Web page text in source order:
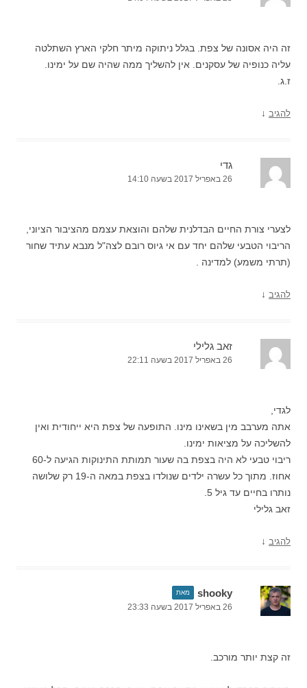
זה היה אסונה של צפת. בגלל ניתוקה מיתר חלקי הארץ השתלטה
עליה כנופיה של עסקנים. אין להשליך ממה שהיה שם על ימינו.
ז.ג.
להגיב ↓
גדי
26 באפריל 2017 בשעה 14:10
לצערי צורת החיים הבדלנית שלהם והוצאת עצמם מהציבור הציוני,
הריבוי הטבעי שלהם יחד עם אי גיוס רובם לצה"ל מנבא עתיד שחור
(תרתי משמע) למדינה .
להגיב ↓
זאב גלילי
26 באפריל 2017 בשעה 22:11
לגדי,
אתה מערבב מין בשאינו מינו. התופעה של צפת היא ייחודית ואין
להשליכה על מציאות ימינו.
ריבוי טבעי לא היה בצפת בה שעור תמותת התינוקות הגיעה ל-60
אחוז. מתוך כל עשרה ילדים שנולדו בצפת במאה ה-19 רק שלושה
נותרו בחיים עד גיל 5.
זאב גלילי
להגיב ↓
shooky מאת
26 באפריל 2017 בשעה 23:33
זה קצת יותר מורכב.